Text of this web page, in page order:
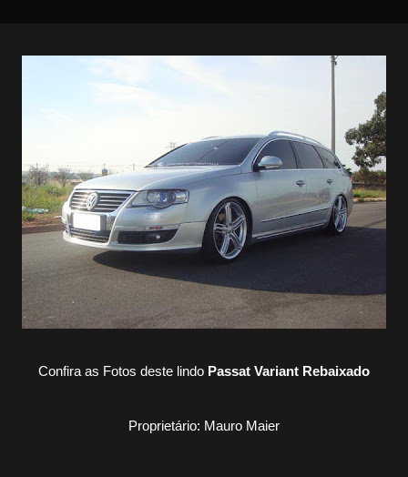
Confira as Fotos deste lindo Passat Variant Rebaixado
Proprietário: Mauro Maier